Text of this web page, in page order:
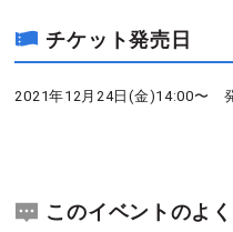
チケット発売日
2021年12月24日(金)14:00〜
このイベントのよ